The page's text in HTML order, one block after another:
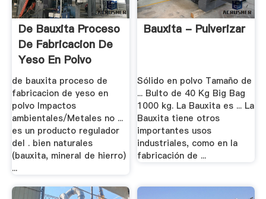
De Bauxita Proceso
De Fabricacion De
Yeso En Polvo
de bauxita proceso de
fabricacion de yeso en
polvo Impactos
ambientales/Metales no ...
es un producto regulador
del . bien naturales
(bauxita, mineral de hierro)
...
Bauxita - Pulverizar
Sólido en polvo Tamaño de
... Bulto de 40 Kg Big Bag
1000 kg. La Bauxita es ... La
Bauxita tiene otros
importantes usos
industriales, como en la
fabricación de ...